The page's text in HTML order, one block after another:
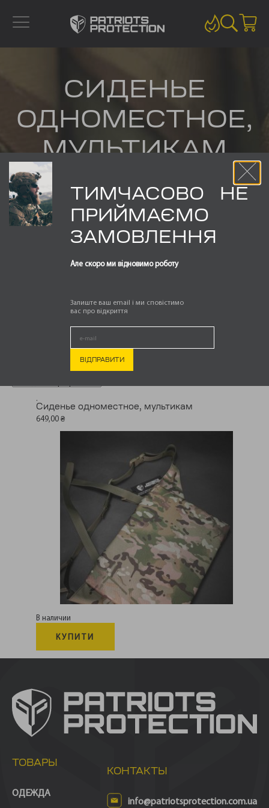
CИДЕНЬЕ
ОДНОМЕСТНОЕ,
МУЛЬТИКАМ
CИДЕНЬЕ
ОДНОМЕСТНОЕ
МУЛЬТИКАМ
ТОВАРЫ С МЕТКОЙ “CИДЕНЬЕ ОДНОМЕСТНОЕ МУЛЬТИКАМ”
Отображение единственного товара
.
Cиденье одноместное, мультикам
649,00 ₴
В наличии
КУПИТИ
ТОВАРЫ
ОДЕЖДА
КОНТАКТЫ
info@patriotsprotection.com.ua
ТИМЧАСОВО НЕ
ПРИЙМАЄМО
ЗАМОВЛЕННЯ
Але скоро ми відновимо роботу
Залиште ваш email і ми сповістимо
вас про відкриття